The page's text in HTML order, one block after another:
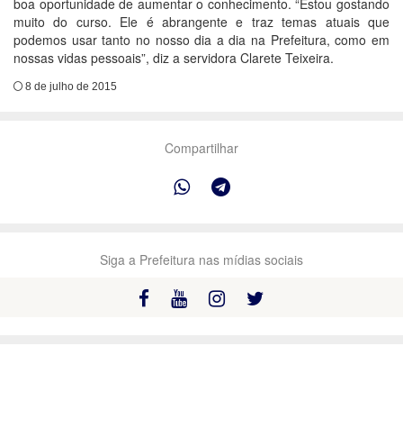
boa oportunidade de aumentar o conhecimento. “Estou gostando
muito do curso. Ele é abrangente e traz temas atuais que
podemos usar tanto no nosso dia a dia na Prefeitura, como em
nossas vidas pessoais”, diz a servidora Clarete Teixeira.
8 de julho de 2015
Compartilhar
Siga a Prefeitura nas mídias sociais